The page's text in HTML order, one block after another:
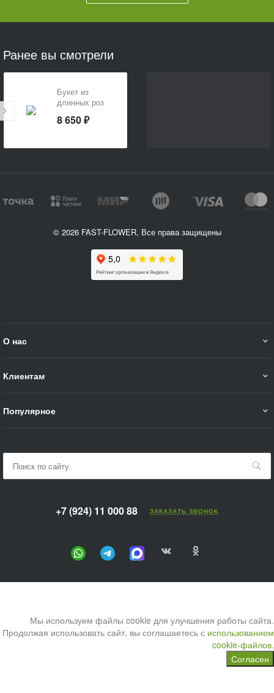
Ранее вы смотрели
Букет из
длинных роз
поразить»
8 650 ₽
© 2026 FAST-FLOWER, Все права защищены
О нас
Клиентам
Популярное
+7 (924) 11 000 88 ЗАКАЗАТЬ ЗВОНОК
Мы используем файлы cookie для улучшения работы сайта.
Продолжая использовать сайт, вы соглашаетесь с использованием
cookie-файлов.
Согласен